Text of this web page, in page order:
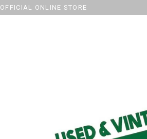
OFFICIAL ONLINE STORE